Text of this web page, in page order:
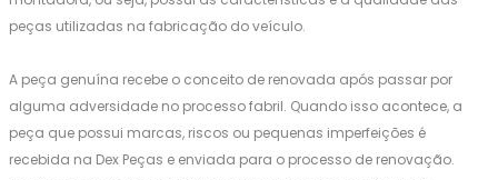
peças utilizadas na fabricação do veículo.
A peça genuína recebe o conceito de renovada após passar por
alguma adversidade no processo fabril. Quando isso acontece, a
peça que possui marcas, riscos ou pequenas imperfeições é
recebida na Dex Peças e enviada para o processo de renovação.